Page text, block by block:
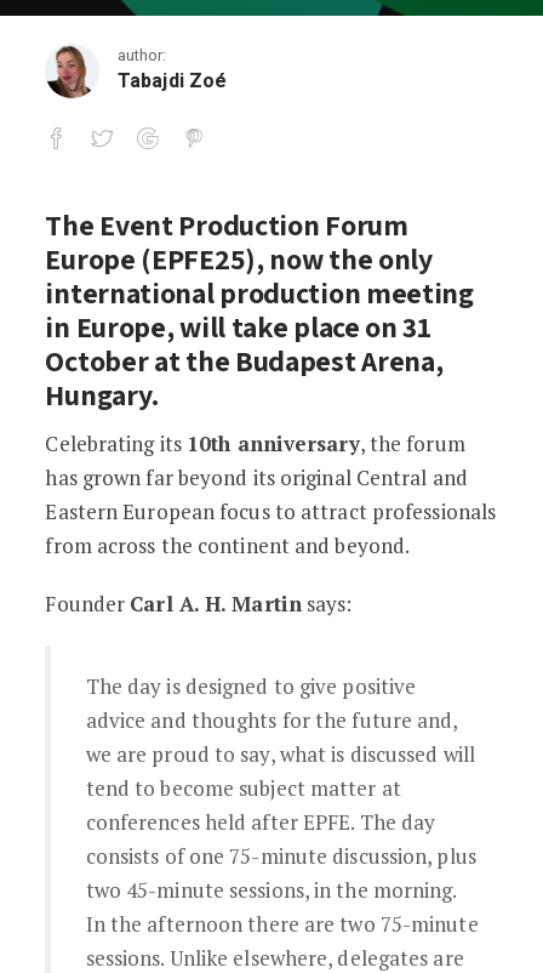
author:
Tabajdi Zoé
EPFE25: Europe’s Leading Event
The Event Production Forum
Europe (EPFE25), nowthe only
international production meeting
in Europe, will take place on31
October at the Budapest Arena,
Hungary.
Celebrating its 10th anniversary, the forum
has grown far beyond its original Central and
Eastern European focus to attract professionals
from across the continent and beyond.
Founder Carl A. H. Martinsays:
The day is designed to give positive
advice and thoughts for the future and,
we are proud to say, what is discussed will
tend to become subject matter at
conferences held after EPFE. The day
consists of one 75-minute discussion, plus
two 45-minute sessions, in the morning.
In the afternoon there are two 75-minute
sessions. Unlike elsewhere, delegates are